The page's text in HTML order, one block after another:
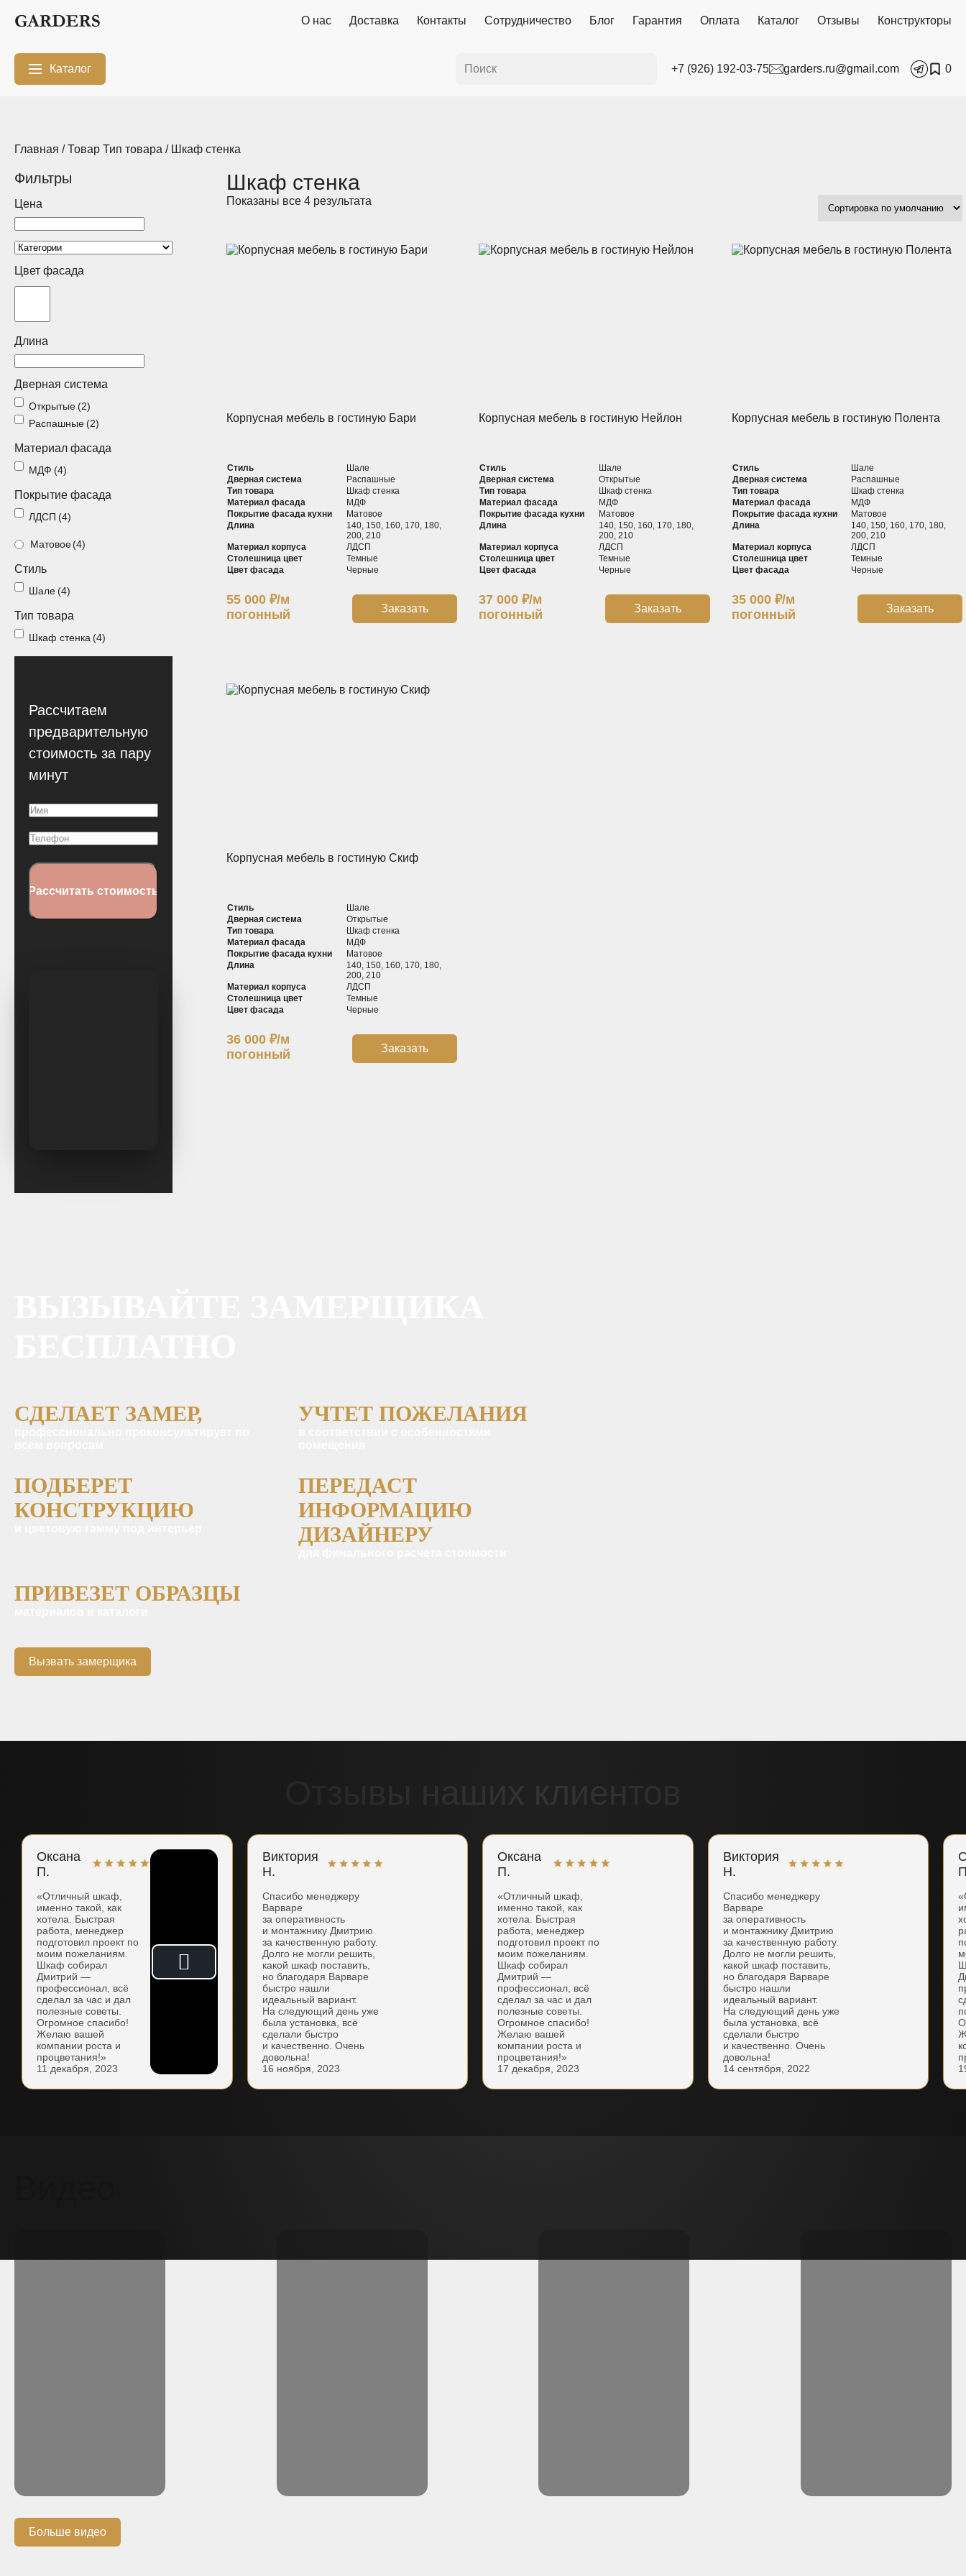
О нас Доставка Контакты Сотрудничество Блог Гарантия Оплата Каталог Отзывы Конструкторы
Каталог +7 (926) 192-03-75 garders.ru@gmail.com 0
Комоды
Мебель в детскую
ванную
Прихожие
Стеллажи
Шкафы по
Распашные шкафы Шкафы
Главная / Товар Тип товара / Шкаф cтенка
Фильтры
Цена
Цвет фасада
Длина
Дверная система
Открытые (2)
Распашные (2)
Материал фасада
МДФ (4)
Покрытие фасада
ЛДСП (4)
Матовое(4)
Стиль
Шале (4)
Тип товара
Шкаф cтенка (4)
Рассчитаем
предварительную
стоимость за пару
минут
Имя
Телефон
Шкаф cтенка
Показаны все 4 результата
Корпусная мебель в гостиную Бари
Стиль
Шале
Дверная система
Распашные
Тип товара
Шкаф cтенка
Материал фасада
МДФ
Покрытие фасада кухни
Матовое
Длина
140, 150, 160, 170, 180,
200, 210
Материал корпуса
ЛДСП
Столешница цвет
Темные
Цвет фасада
Черные
55 000 ₽/м
погонный
Заказать
Корпусная мебель в гостиную Нейлон
Стиль
Шале
Дверная система
Открытые
Тип товара
Шкаф cтенка
Материал фасада
МДФ
Покрытие фасада кухни
Матовое
Длина
140, 150, 160, 170, 180,
200, 210
Материал корпуса
ЛДСП
Столешница цвет
Темные
Цвет фасада
Черные
37 000₽/м
погонный
Заказать
Корпусная мебель в гостиную Полента
Стиль
Шале
Дверная система
Распашные
Тип товара
Шкаф cтенка
Материал фасада
МДФ
Покрытие фасада кухни
Матовое
Длина
140, 150, 160, 170, 180,
200, 210
Материал корпуса
ЛДСП
Столешница цвет
Темные
Цвет фасада
Черные
35 000 ₽/м
погонный
Заказать
Корпусная мебель в гостиную Скиф
Стиль
Шале
Дверная система
Открытые
Тип товара
Шкаф cтенка
Материал фасада
МДФ
Покрытие фасада кухни
Матовое
Длина
140, 150, 160, 170, 180,
200, 210
Материал корпуса
ЛДСП
Столешница цвет
Темные
Цвет фасада
Черные
36 000 ₽/м
погонный
Заказать
СДЕЛАЕТ ЗАМЕР, УЧТЕТ ПОЖЕЛАНИЯ
ПОДБЕРЕТ
КОНСТРУКЦИЮ
ПЕРЕДАСТ
ИНФОРМАЦИЮ
ДИЗАЙНЕРУ
ПРИВЕЗЕТ ОБРАЗЦЫ
Вызвать замерщика
Оксана
П.
«Отличный шкаф,
именно такой, как
хотела. Быстрая
работа, менеджер
подготовил проект по
моим пожеланиям.
Шкаф собирал
Дмитрий —
профессионал, всё
сделал за час и дал
полезные советы.
Огромное спасибо!
Желаю вашей
компании роста и
процветания!»
11 декабря, 2023
Виктория
Н.
Спасибо менеджеру
Варваре
за оперативность
и монтажнику Дмитрию
за качественную работу.
Долго не могли решить,
какой шкаф поставить,
но благодаря Варваре
быстро нашли
идеальный вариант.
На следующий день уже
была установка, всё
сделали быстро
и качественно. Очень
довольна!
16 ноября, 2023
Оксана
П.
«Отличный шкаф,
именно такой, как
хотела. Быстрая
работа, менеджер
подготовил проект по
моим пожеланиям.
Шкаф собирал
Дмитрий —
профессионал, всё
сделал за час и дал
полезные советы.
Огромное спасибо!
Желаю вашей
компании роста и
процветания!»
17 декабря, 2023
Виктория
Н.
Спасибо менеджеру
Варваре
за оперативность
и монтажнику Дмитрию
за качественную работу.
Долго не могли решить,
какой шкаф поставить,
но благодаря Варваре
быстро нашли
идеальный вариант.
На следующий день уже
была установка, всё
сделали быстро
и качественно. Очень
довольна!
14 сентября, 2022
Больше видео